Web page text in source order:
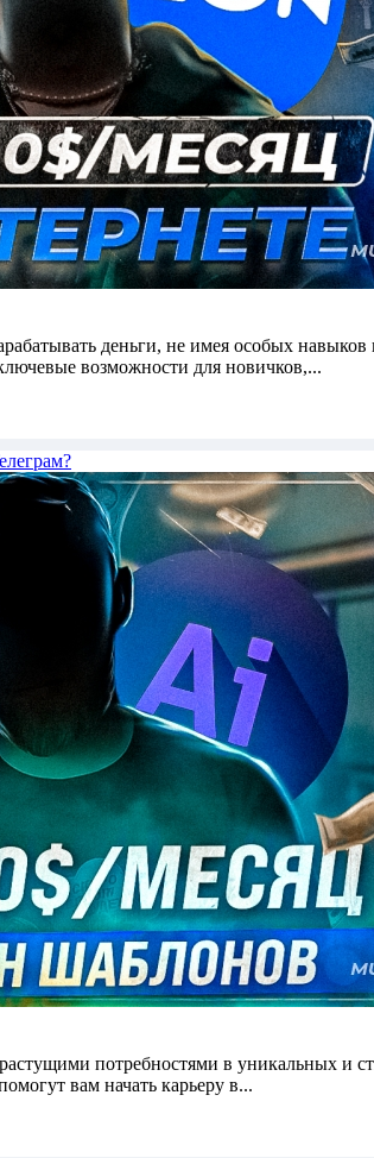
деньги, не имея особых
возможности для новичков,...
потребностями в уникальных
вам начать карьеру в...